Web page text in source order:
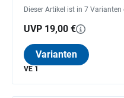
Dieser Artikel ist in 7 Varianten
UVP 19,00 €
Varianten
VE 1